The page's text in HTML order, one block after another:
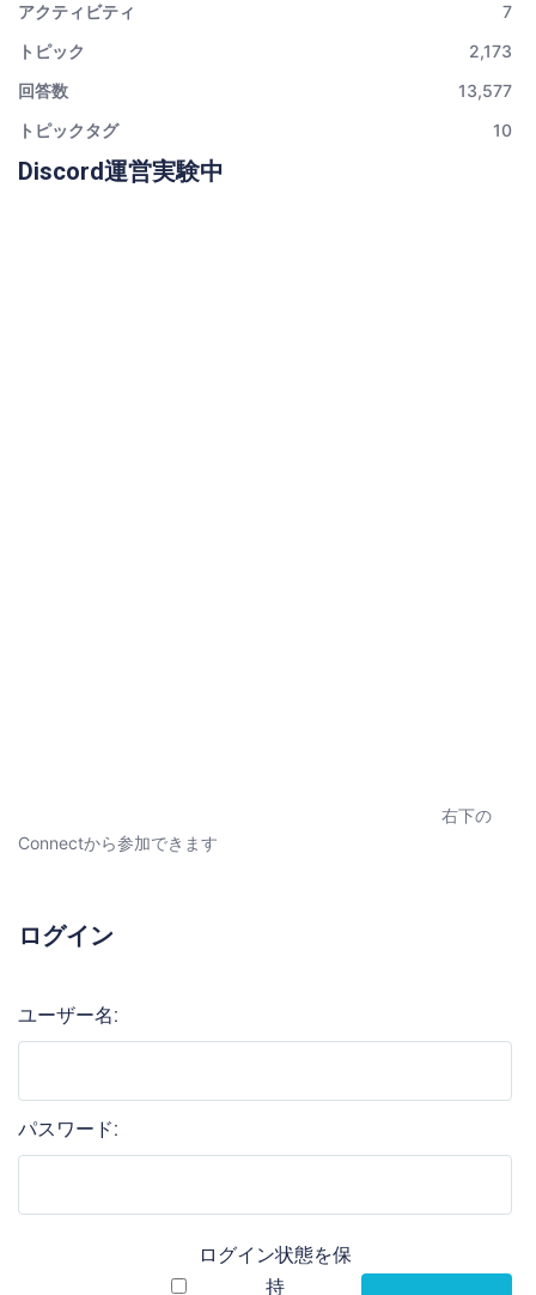
アクティビティ
7
トピック
2,173
回答数
13,577
トピックタグ
10
Discord運営実験中
右下の
Connectから参加できます
ログイン
ユーザー名:
パスワード:
ログイン状態を保
持